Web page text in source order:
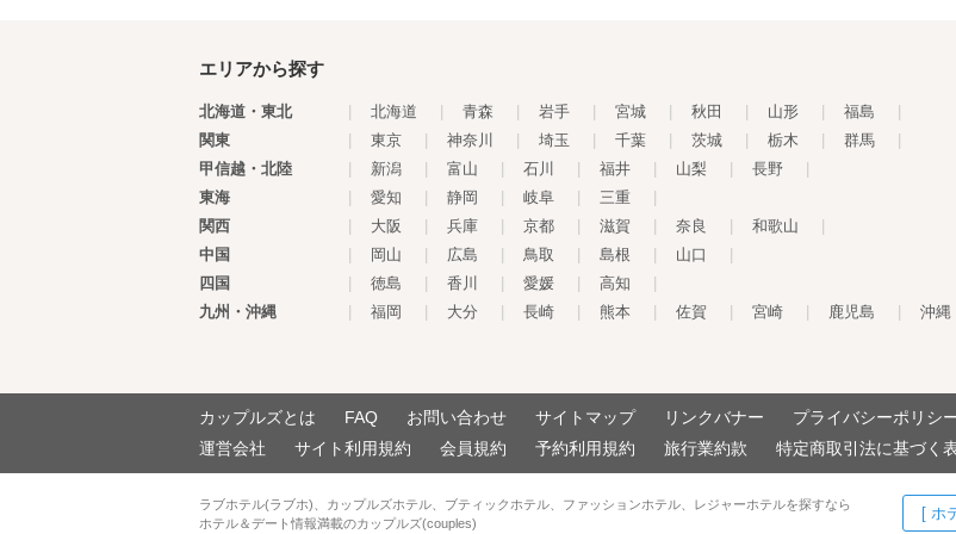
エリアから探す
北海道・東北 北海道 青森 岩手 宮城 秋田 山形 福島
関東
東京 神奈川 埼玉 千葉 茨城 栃木 群馬
甲信越・北陸
新潟 富山 石川 福井 山梨 長野
東海
愛知 静岡 岐阜 三重
関西
大阪 兵庫 京都 滋賀 奈良 和歌山
中国
岡山 広島 鳥取 島根 山口
四国
徳島 香川 愛媛 高知
九州・沖縄
福岡 大分 長崎 熊本 佐賀 宮崎 鹿児島 沖縄
カップルズとは FAQ お問い合わせ サイトマップ リンクバナー
プライバシーポリシ
運営会社
サイト利用規約 会員規約 予約利用規約 旅行業約款 特定商取引法に基づく
ラブホテル(ラブホ)、カップルズホテル、ブティックホテル、ファッションホテル、レジャーホテルを探すなら
ホテル＆デート情報満載のカップルズ(couples)
[ ホ